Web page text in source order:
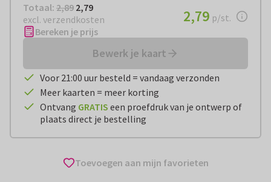
Totaal: € 2,79
Totaal: 2,89 2,79
excl. verzendkosten
€ 2,79per stuk
2,79 p/st.
Bereken je prijs
Bewerk je kaart
Voor 21:00 uur besteld = vandaag verzonden
Meer kaarten = meer korting
Ontvang GRATIS een proefdruk van je ontwerp of
plaats direct je bestelling
Toevoegen aan mijn favorieten